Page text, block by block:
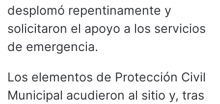
desplomó repentinamente y
solicitaron el apoyo a los servicios
de emergencia.
Los elementos de Protección Civil
Municipal acudieron al sitio y, tras